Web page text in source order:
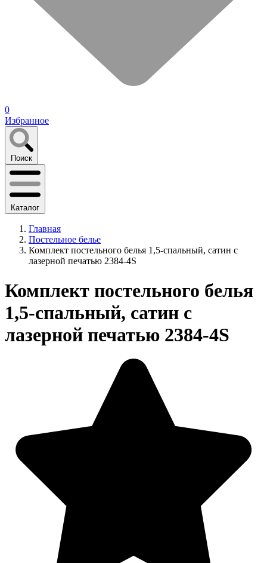
0
Избранное
Поиск
Каталог
Главная
Постельное белье
Комплект постельного белья 1,5-спальный, сатин с
лазерной печатью 2384-4S
Комплект постельного белья
1,5-спальный, сатин с
лазерной печатью 2384-4S